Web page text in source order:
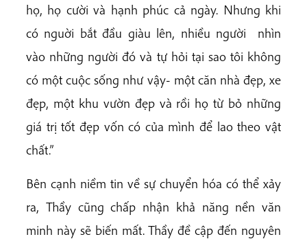
họ, họ cười và hạnh phúc cả ngày. Nhưng khi
có nguời bắt đầu giàu lên, nhiều người nhìn
vào những người đó và tự hỏi tại sao tôi không
có một cuộc sống như vậy- một căn nhà đẹp, xe
đẹp, một khu vườn đẹp và rồi họ từ bỏ những
giá trị tốt đẹp vốn có của mình để lao theo vật
chất.”
Bên cạnh niềm tin về sự chuyển hóa có thể xảy
ra, Thầy cũng chấp nhận khả năng nền văn
minh này sẽ biến mất. Thầy đề cập đến nguyên